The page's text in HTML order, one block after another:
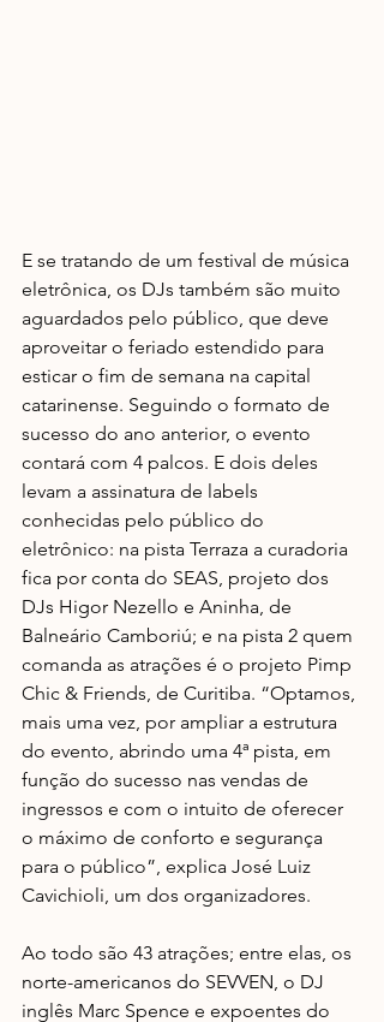
E se tratando de um festival de música
eletrônica, os DJs também são muito
aguardados pelo público, que deve
aproveitar o feriado estendido para
esticar o fim de semana na capital
catarinense. Seguindo o formato de
sucesso do ano anterior, o evento
contará com 4 palcos. E dois deles
levam a assinatura de labels
conhecidas pelo público do
eletrônico: na pista Terraza a curadoria
fica por conta do SEAS, projeto dos
DJs Higor Nezello e Aninha, de
Balneário Camboriú; e na pista 2 quem
comanda as atrações é o projeto Pimp
Chic & Friends, de Curitiba. “Optamos,
mais uma vez, por ampliar a estrutura
do evento, abrindo uma 4ª pista, em
função do sucesso nas vendas de
ingressos e com o intuito de oferecer
o máximo de conforto e segurança
para o público”, explica José Luiz
Cavichioli, um dos organizadores.
Ao todo são 43 atrações; entre elas, os
norte-americanos do SEVVEN, o DJ
inglês Marc Spence e expoentes do